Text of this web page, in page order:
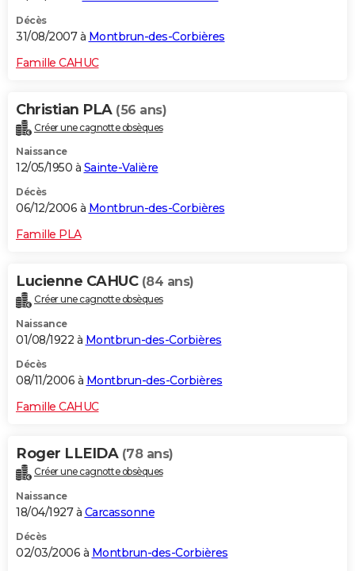
Décès
31/08/2007 à Montbrun-des-Corbières
Famille CAHUC
Christian PLA (56 ans)
Créer une cagnotte obsèques
Naissance
12/05/1950 à Sainte-Valière
Décès
06/12/2006 à Montbrun-des-Corbières
Famille PLA
Lucienne CAHUC (84 ans)
Créer une cagnotte obsèques
Naissance
01/08/1922 à Montbrun-des-Corbières
Décès
08/11/2006 à Montbrun-des-Corbières
Famille CAHUC
Roger LLEIDA (78 ans)
Créer une cagnotte obsèques
Naissance
18/04/1927 à Carcassonne
Décès
02/03/2006 à Montbrun-des-Corbières